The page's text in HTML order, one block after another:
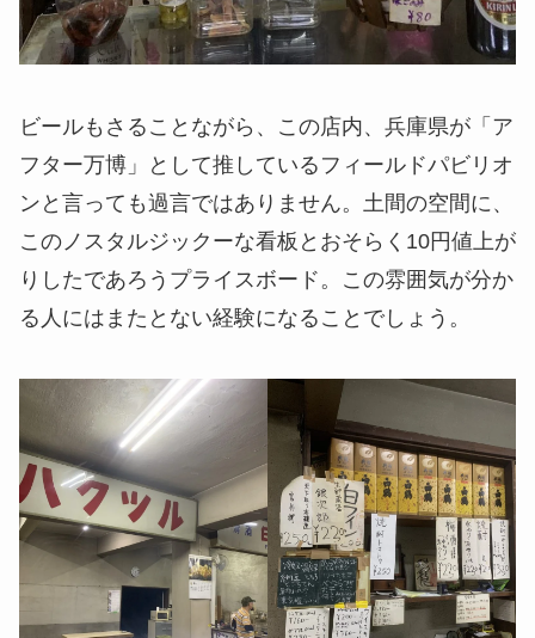
ビールもさることながら、この店内、兵庫県が「ア
フター万博」として推しているフィールドパビリオ
ンと言っても過言ではありません。土間の空間に、
このノスタルジックーな看板とおそらく10円値上が
りしたであろうプライスボード。この雰囲気が分か
る人にはまたとない経験になることでしょう。